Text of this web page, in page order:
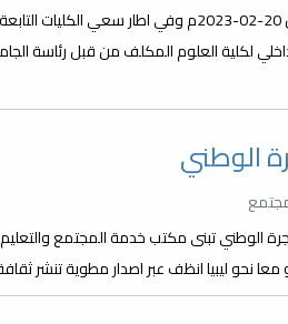
صباح اليوم الاثنين 20-02-2023م وفي
لكلية العلوم المكلف من قبل رئاسة
الوطني
الوطني تبنى مكتب خدمة المجتمع
نحو ليبيا انظف عبر اصدار مطوية تنشر